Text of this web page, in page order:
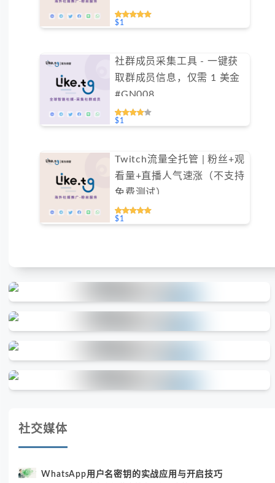
$1
社群成员采集工具 - 一键获
取群成员信息，仅需 1 美金
#GN008
$1
Twitch流量全托管 | 粉丝+观
看量+直播人气速涨（不支持
免费测试）
$1
社交媒体
WhatsApp用户名密钥的实战应用与开启技巧